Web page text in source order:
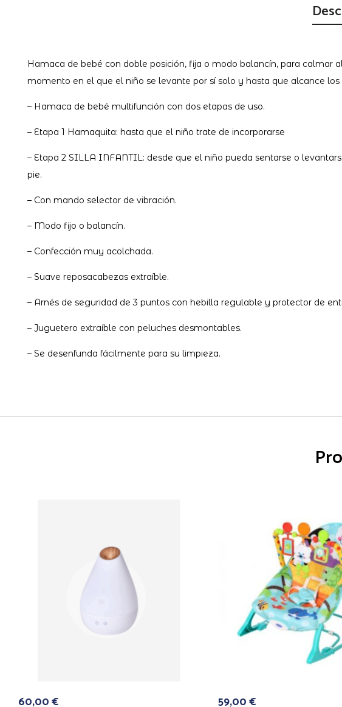
Hamaca de bebé con doble posición, fija o modo balancín, para
momento en el que el niño se levante por sí solo y hasta que alcance los
– Hamaca de bebé multifunción con dos etapas de uso.
– Etapa 1 Hamaquita: hasta que el niño trate de incorporarse
– Etapa 2 SILLA INFANTIL: desde que el niño pueda sentarse o
pie.
– Con mando selector de vibración.
– Modo fijo o balancín.
– Confección muy acolchada.
– Suave reposacabezas extraíble.
– Arnés de seguridad de 3 puntos con hebilla regulable y protector de
– Juguetero extraíble con peluches desmontables.
– Se desenfunda fácilmente para su limpieza.
60,00€ 59,00€